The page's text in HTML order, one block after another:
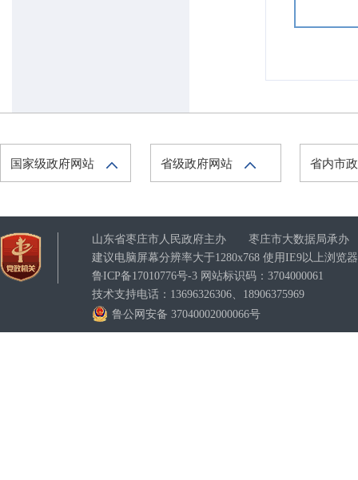
国家级政府网站 省级政府网站 省内市
山东省枣庄市人民政府主办 枣庄市大数据局承办
建议电脑屏幕分辨率大于1280x768 使用IE9以上浏览
鲁ICP备17010776号-3 网站标识码：3704000061
技术支持电话：13696326306、18906375969
鲁公网安备 37040002000066号